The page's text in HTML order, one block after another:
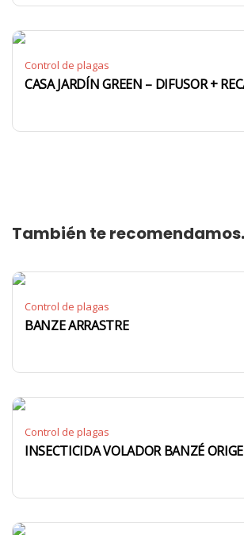
Control de plagas
CASA JARDÍN GREEN – DIFUSOR +
También te
Control de plagas
BANZE ARRASTRE
Control de plagas
INSECTICIDA VOLADOR BANZÉ